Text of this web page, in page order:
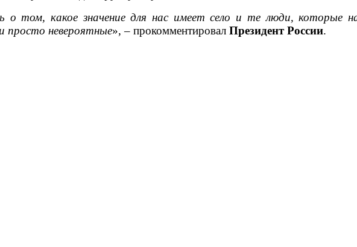
том, какое значение для нас имеет село и те люди, которые
просто невероятные», – прокомментировал Президент России.